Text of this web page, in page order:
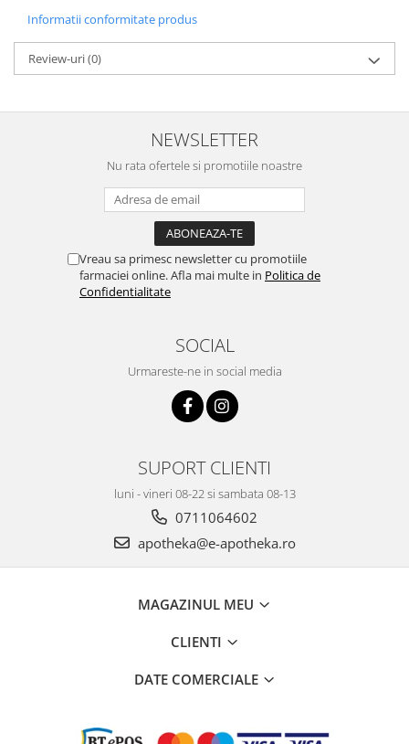
Informatii conformitate produs
Review-uri(0)
NEWSLETTER
Nu rata ofertele si promotiile noastre
Vreau sa primesc newsletter cu promotiile
farmaciei online. Afla mai multe in Politica de
Confidentialitate
SOCIAL
Urmareste-ne in social media
SUPORT CLIENTI
luni - vineri 08-22 si sambata 08-13
0711064602
apotheka@e-apotheka.ro
MAGAZINUL MEU
CLIENTI
DATE COMERCIALE